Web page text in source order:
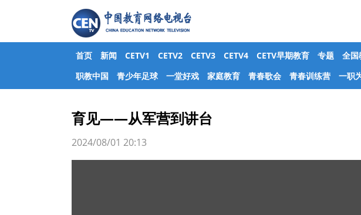
首页 新闻 CETV1 CETV2 CETV3 CETV4 CETV早期教育 专题 全国
职教中国
青少年足球 一堂好戏 家庭教育 青春歌会 青春训练营 一职
育见——从军营到讲台
2024/08/01 20:13